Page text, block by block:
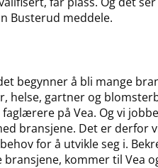
Busterud meddele.
begynner å bli mange
helse, gartner og
på Vea. Og vi
bransjene. Det er derfor
for å utvikle seg i.
kommer til Vea